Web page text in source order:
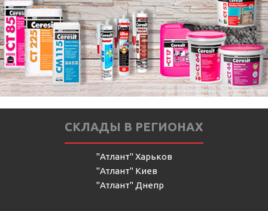
СКЛАДЫ В РЕГИОНАХ
"Атлант" Харьков
"Атлант" Киев
"Атлант" Днепр